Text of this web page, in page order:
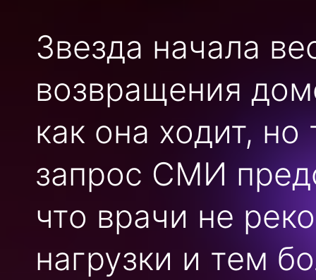
Звезда начала
возвращения
как она ходит,
запрос СМИ
что врачи не
нагрузки и тем